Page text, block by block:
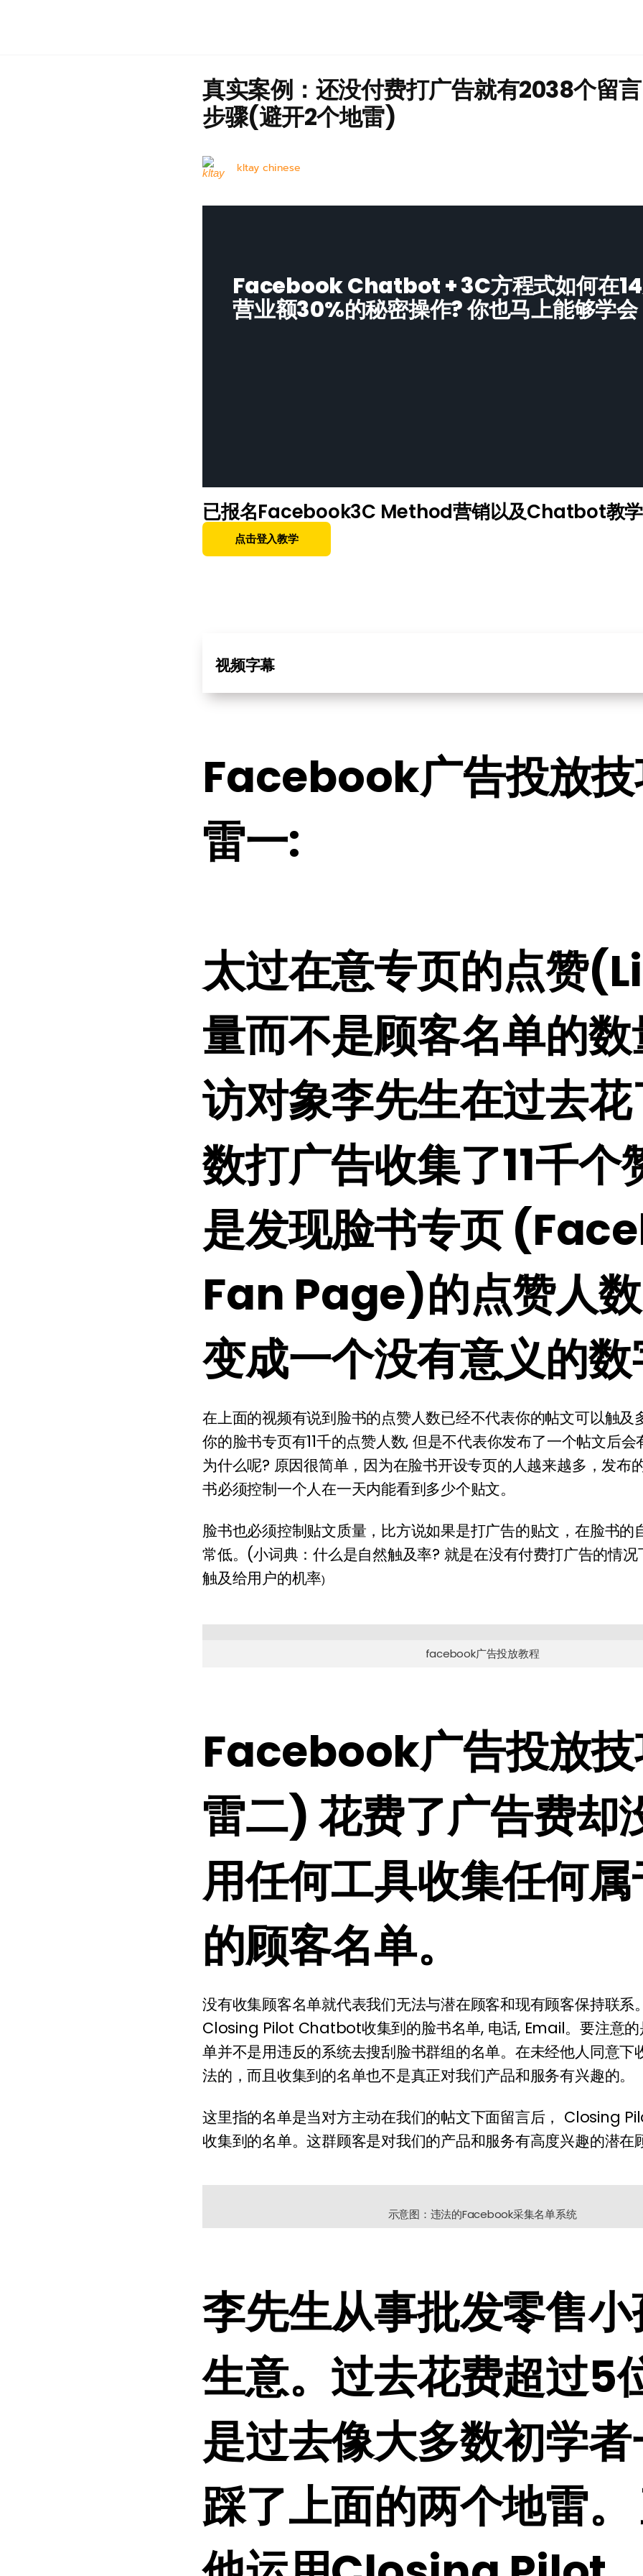
真实案例：还没付费打广告就有2038个留
步骤(避开2个地雷)
kltay chinese
Facebook Chatbot + 3C方程式如何在
营业额30%的秘密操作? 你也马上能够学
已报名Facebook3C Method营销以及Chatbot教
点击登入教学
视频字幕
Facebook广告投放
雷一:
太过在意专页的点赞
量而不是顾客名单的
访对象李先生在过去
数打广告收集了11千个
是发现脸书专页
Fan Page)的点赞人
变成一个没有意义的
在上面的视频有说到脸书的点赞人数已经不代表你的帖文可以触及
你的脸书专页有11千的点赞人数, 但是不代表你发布了一个帖文后会
为什么呢? 原因很简单，因为在脸书开设专页的人越来越多，发布
书必须控制一个人在一天内能看到多少个贴文。
脸书也必须控制贴文质量，比方说如果是打广告的贴文，在脸书的
常低。(小词典：什么是自然触及率? 就是在没有付费打广告的情
触及给用户的机率)
facebook广告投放教程
Facebook广告投放
雷二) 花费了广告费却
用任何工具收集任何
的顾客名单。
没有收集顾客名单就代表我们无法与潜在顾客和现有顾客保持联系
Closing Pilot Chatbot收集到的脸书名单, 电话, Email。要注意的
单并不是用违反的系统去搜刮脸书群组的名单。在未经他人同意下
法的，而且收集到的名单也不是真正对我们产品和服务有兴趣的。
这里指的名单是当对方主动在我们的帖文下面留言后， Closing
收集到的名单。这群顾客是对我们的产品和服务有高度兴趣的潜在
示意图：违法的Facebook采集名单系统
李先生从事批发零售
生意。过去花费超过5
是过去像大多数初学
踩了上面的两个地雷。